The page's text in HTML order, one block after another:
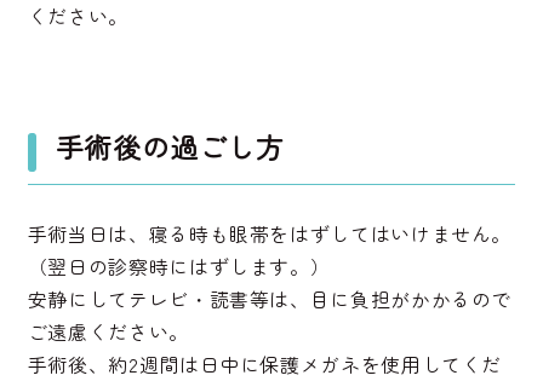
ください。
手術後の過ごし方
手術当日は、寝る時も眼帯をはずしてはいけません。
（翌日の診察時にはずします。）
安静にしてテレビ・読書等は、目に負担がかかるので
ご遠慮ください。
手術後、約2週間は日中に保護メガネを使用してくだ